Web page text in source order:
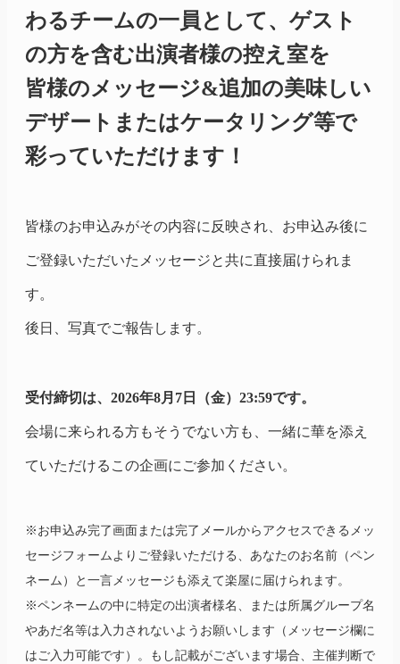
わるチームの一員として、ゲスト
の方を含む出演者様の控え室を
皆様のメッセージ&追加の美味しい
デザートまたはケータリング等で
彩っていただけます！
皆様のお申込みがその内容に反映され、お申込み後に
ご登録いただいたメッセージと共に直接届けられま
す。
後日、写真でご報告します。
受付締切は、2026年8月7日（金）23:59です。
会場に来られる方もそうでない方も、一緒に華を添え
ていただけるこの企画にご参加ください。
※お申込み完了画面または完了メールからアクセスできるメッ
セージフォームよりご登録いただける、あなたのお名前（ペン
ネーム）と一言メッセージも添えて楽屋に届けられます。
※ペンネームの中に特定の出演者様名、または所属グループ名
やあだ名等は入力されないようお願いします（メッセージ欄に
はご入力可能です）。もし記載がございます場合、主催判断で